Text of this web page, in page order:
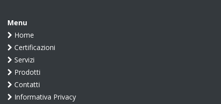
Menu
Home
Certificazioni
Servizi
Prodotti
Contatti
Informativa Privacy